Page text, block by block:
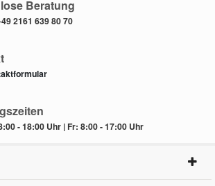
Beratung
2161 639 80 70
- 18:00 Uhr | Fr: 8:00 - 17:00 Uhr